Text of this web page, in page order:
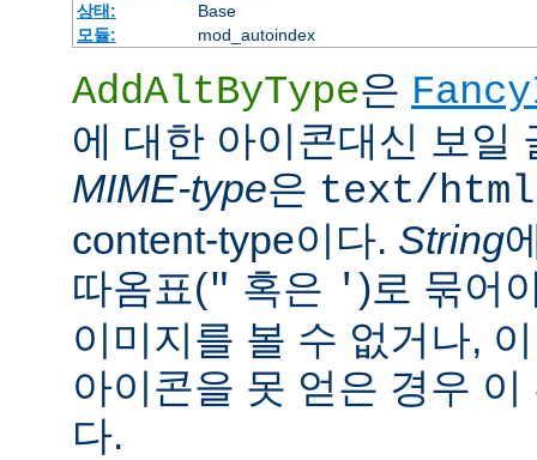
상태:
Base
모듈:
mod_autoindex
AddAltByType은
에 대한 아이콘대신 보일
MIME-type은 text/html
content-type이다. String
따옴표(" 혹은 ' )로 묶어
이미지를 볼 수 없거나,
아이콘을 못 얻은 경우
다.